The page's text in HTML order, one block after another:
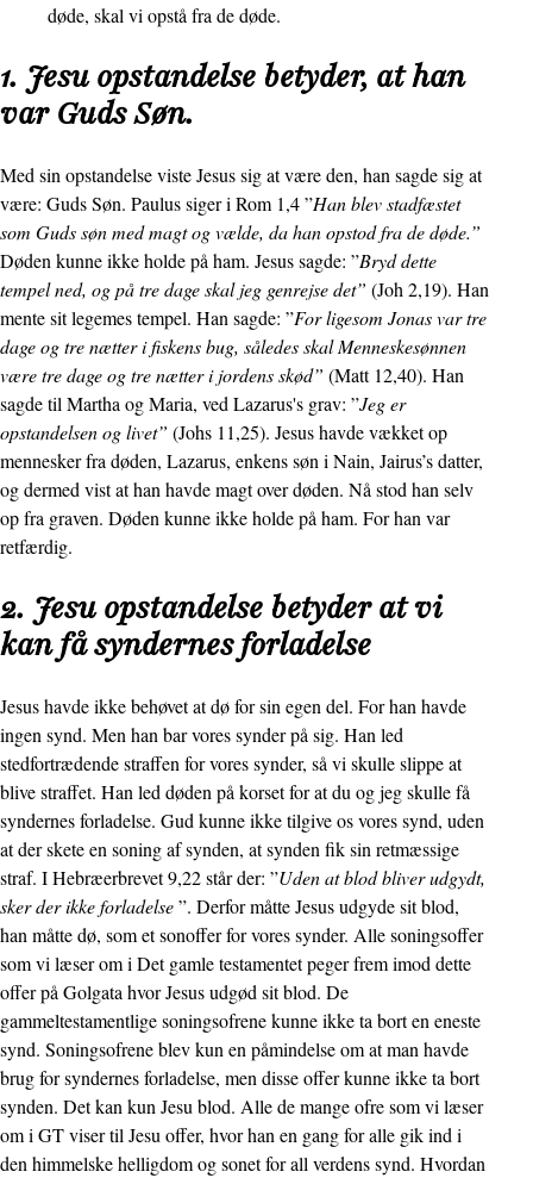
døde, skal vi opstå fra de døde.
1. Jesu opstandelse betyder, at han
var Guds Søn.
Med sin opstandelse viste Jesus sig at være den, han sagde sig at
være: Guds Søn. Paulus siger i Rom 1,4 ”Han blev stadfæstet
som Guds søn med magt og vælde, da han opstod fra de døde.”
Døden kunne ikke holde på ham. Jesus sagde: ”Bryd dette
tempel ned, og på tre dage skal jeg genrejse det” (Joh 2,19). Han
mente sit legemes tempel. Han sagde: ”For ligesom Jonas var tre
dage og tre nætter i fiskens bug, således skal Menneskesønnen
være tre dage og tre nætter i jordens skød” (Matt 12,40). Han
sagde til Martha og Maria, ved Lazarus's grav: ”Jeg er
opstandelsen og livet” (Johs 11,25). Jesus havde vækket op
mennesker fra døden, Lazarus, enkens søn i Nain, Jairus’s datter,
og dermed vist at han havde magt over døden. Nå stod han selv
op fra graven. Døden kunne ikke holde på ham. For han var
retfærdig.
2. Jesu opstandelse betyder at vi
kan få syndernes forladelse
Jesus havde ikke behøvet at dø for sin egen del. For han havde
ingen synd. Men han bar vores synder på sig. Han led
stedfortrædende straffen for vores synder, så vi skulle slippe at
blive straffet. Han led døden på korset for at du og jeg skulle få
syndernes forladelse. Gud kunne ikke tilgive os vores synd, uden
at der skete en soning af synden, at synden fik sin retmæssige
straf. I Hebræerbrevet 9,22 står der: ”Uden at blod bliver udgydt,
sker der ikke forladelse”. Derfor måtte Jesus udgyde sit blod,
han måtte dø, som et sonoffer for vores synder. Alle soningsoffer
som vi læser om i Det gamle testamentet peger frem imod dette
offer på Golgata hvor Jesus udgød sit blod. De
gammeltestamentlige soningsofrene kunne ikke ta bort en eneste
synd. Soningsofrene blev kun en påmindelse om at man havde
brug for syndernes forladelse, men disse offer kunne ikke ta bort
synden. Det kan kun Jesu blod. Alle de mange ofre som vi læser
om i GT viser til Jesu offer, hvor han en gang for alle gik ind i
den himmelske helligdom og sonet for all verdens synd. Hvordan